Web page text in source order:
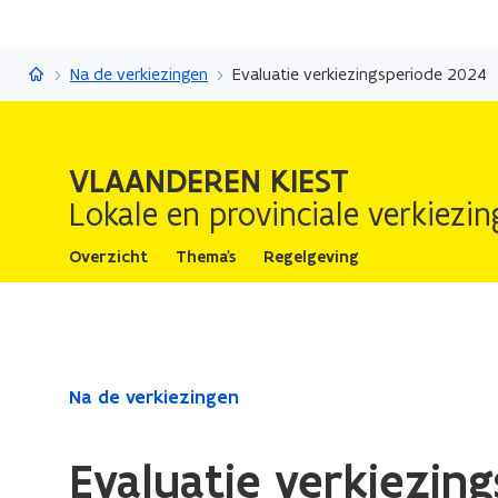
Vlaanderen kiest
Na de verkiezingen Evaluatie verkiezingsperiode 2024
VLAANDEREN KIEST
Lokale en provinciale
Overzicht Thema's Regelgeving
GedaanNa de verkiezingen
Evaluatie